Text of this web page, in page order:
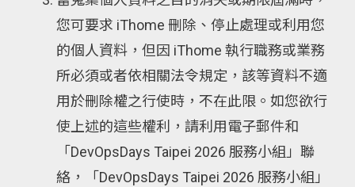
您可要求 iThome 刪除、停止處理或利用您
的個人資料，但因 iThome 執行職務或業務
所必須或者依相關法令規定，該等資料不適
用於刪除權之行使時，不在此限。如您欲行
使上述的這些權利，請利用電子郵件和
「DevOpsDays Taipei 2026 服務小組」聯
絡，「DevOpsDays Taipei 2026 服務小組」